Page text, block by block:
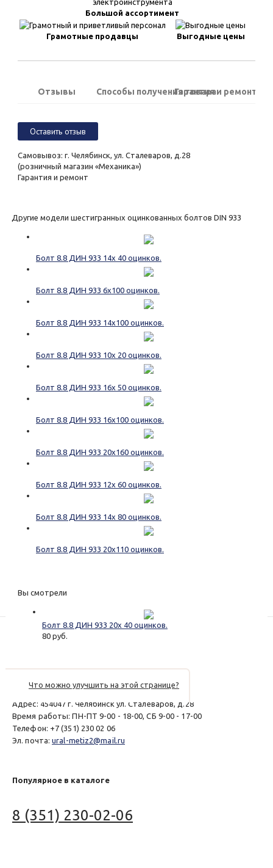
Большой ассортимент
Грамотные продавцы Выгодные цены
Отзывы Способы получения товараГарантия и ремонт
Оставить отзыв
Самовывоз: г. Челябинск, ул. Сталеваров, д.28
(розничный магазин «Механика»)
Гарантия и ремонт
Другие модели шестигранных оцинкованных болтов DIN 933
Болт 8.8 ДИН 933 14х 40 оцинков.
Болт 8.8 ДИН 933 6х100 оцинков.
Болт 8.8 ДИН 933 14х100 оцинков.
Болт 8.8 ДИН 933 10х 20 оцинков.
Болт 8.8 ДИН 933 16х 50 оцинков.
Болт 8.8 ДИН 933 16х100 оцинков.
Болт 8.8 ДИН 933 20х160 оцинков.
Болт 8.8 ДИН 933 12х 60 оцинков.
Болт 8.8 ДИН 933 14х 80 оцинков.
Болт 8.8 ДИН 933 20х110 оцинков.
Вы смотрели
Болт 8.8 ДИН 933 20х 40 оцинков.
80 руб.
Что можно улучшить на этой странице?
© 2017 - 2026 Магазин «Механика»
Адрес: 454047 г. Челябинск ул. Сталеваров, д.28
Время работы:ПН-ПТ 9-00 - 18-00, СБ 9-00 - 17-00
Телефон: +7 (351) 230 02 06
Эл. почта:ural-metiz2@mail.ru
Популярное в каталоге
8 (351) 230-02-06